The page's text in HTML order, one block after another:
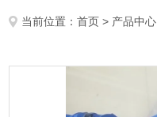
当前位置：首页 > 产品中心